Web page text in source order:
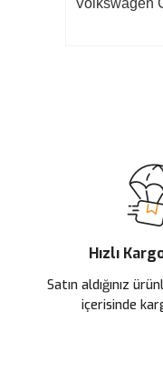
Volkswagen
Ürün açıklamasında
Ürün bilgilerinde hatalar
Ürün fiyatı diğer
Bu ürüne benzer farklı
Hızlı
Satın aldığınız
içerisinde